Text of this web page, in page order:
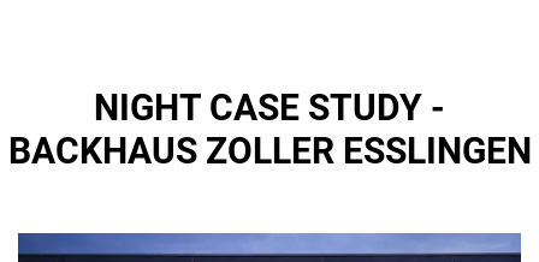
NIGHT CASE STUDY -
BACKHAUS ZOLLER ESSLINGEN